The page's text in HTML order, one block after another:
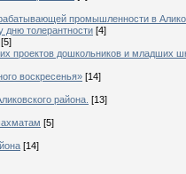
промышленности в
толерантности [4]
[5]
проектов дошкольников и младших
воскресенья» [14]
района. [13]
[5]
[14]